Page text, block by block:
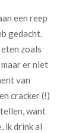
een reep
gedacht.
zoals
er niet
van
cracker (!)
want
ik drink al